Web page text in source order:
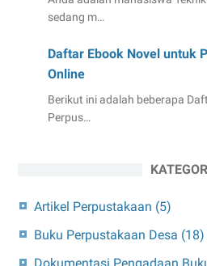
sedang m…
Daftar Ebook Novel untuk
Online
Berikut ini adalah beberapa
Perpus…
Artikel Perpustakaan (5)
Buku Perpustakaan Desa (18)